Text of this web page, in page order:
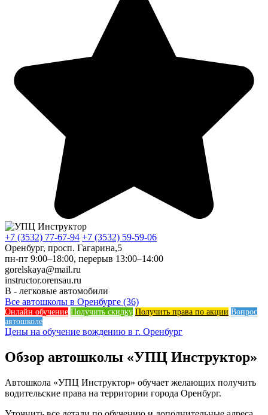
+7 (3532) 77-67-94 +7 (3532) 59-59-06
Оренбург, просп. Гагарина,5
пн-пт 9:00–18:00, перерыв 13:00–14:00
gorelskaya@mail.ru
instructor.orensau.ru
B - легковые автомобили
Все автошколы в Оренбурге (36)
Онлайн обучение Получить скидку Получить права по акции Вопрос
автошколе
Цены на обучение вождению в г. Оренбург
Обзор автошколы «УПЦ Инструктор»
Автошкола «УПЦ Инструктор» обучает желающих получить
водительские права на территории города Оренбург.